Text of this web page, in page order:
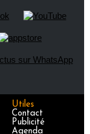
Utiles
Contact
Publicité
Agenda